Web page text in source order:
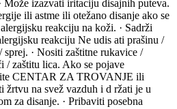
Može izazvati iritaciju disajnih puteva.
ili astme ili otežano disanje ako se
reakciju na koži. · Sadrži
reakciju Ne udis ati prašinu /
· Nositi zaštitne rukavice /
/ zaštitu lica. Ako se pojave
CENTAR ZA TROVANJE ili
žrtvu na svež vazduh i d ržati je u
za disanje. · Pribaviti posebna